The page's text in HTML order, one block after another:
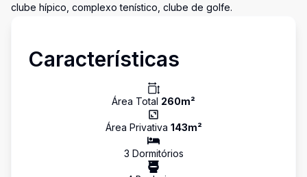
clube hípico, complexo tenístico, clube de golfe.
Características
Área Total 260m²
Área Privativa 143m²
3 Dormitórios